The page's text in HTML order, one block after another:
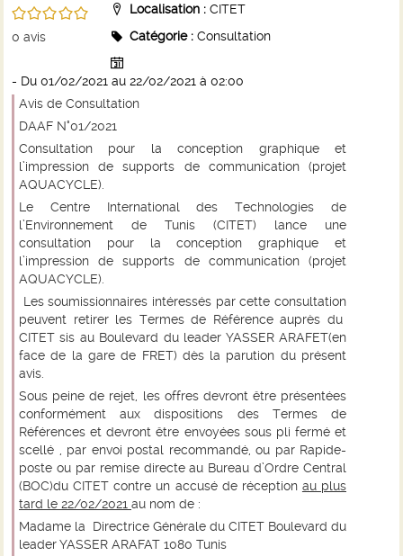
/5
0 avis
Localisation : CITET
Catégorie : Consultation
- Du 01/02/2021 au 22/02/2021 à 02:00
Avis de Consultation
DAAF N°01/2021
Consultation pour la conception graphique et
l’impression de supports de communication (projet
AQUACYCLE).
Le Centre International des Technologies de
l’Environnement de Tunis (CITET) lance une
consultation pour la conception graphique et
l’impression de supports de communication (projet
AQUACYCLE).
Les soumissionnaires intéressés par cette consultation
peuvent retirer les Termes de Référence auprès du
CITET sis au Boulevard du leader YASSER ARAFET(en
face de la gare de FRET) dès la parution du présent
avis.
Sous peine de rejet, les offres devront être présentées
conformément aux dispositions des Termes de
Références et devront être envoyées sous pli fermé et
scellé , par envoi postal recommandé, ou par Rapide-
poste ou par remise directe au Bureau d’Ordre Central
(BOC)du CITET contre un accusé de réception au plus
tard le 22/02/2021 au nom de :
Madame la Directrice Générale du CITET Boulevard du
leader YASSER ARAFAT 1080 Tunis